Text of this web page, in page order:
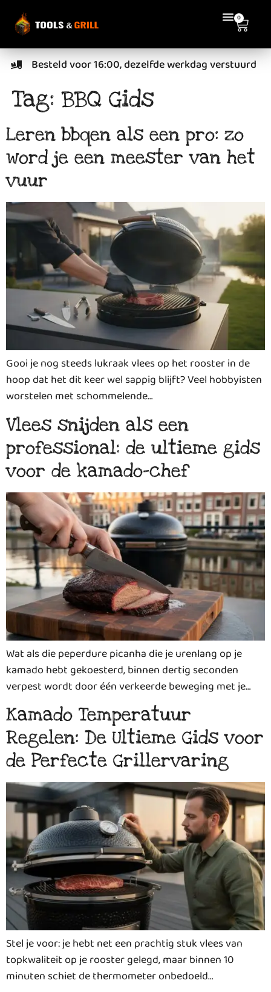
inhoud
0
Besteld voor 16:00, dezelfde werkdag verstuurd
Tag:BBQ Gids
Leren bbqen als een pro: zo
word je een meester van het
vuur
Gooi je nog steeds lukraak vlees op het rooster in de
hoop dat het dit keer wel sappig blijft? Veel hobbyisten
worstelen met schommelende…
Vlees snijden als een
professional: de ultieme gids
voor de kamado-chef
Wat als die peperdure picanha die je urenlang op je
kamado hebt gekoesterd, binnen dertig seconden
verpest wordt door één verkeerde beweging met je…
Kamado Temperatuur
Regelen: De Ultieme Gids voor
de Perfecte Grillervaring
Stel je voor: je hebt net een prachtig stuk vlees van
topkwaliteit op je rooster gelegd, maar binnen 10
minuten schiet de thermometer onbedoeld…